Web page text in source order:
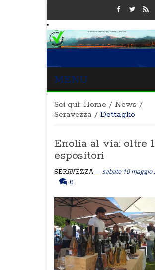
MENU
Sei qui: Home / News /
Seravezza / Dettaglio
Enolia al via: oltre
espositori
SERAVEZZA
sabato 10 maggio
0